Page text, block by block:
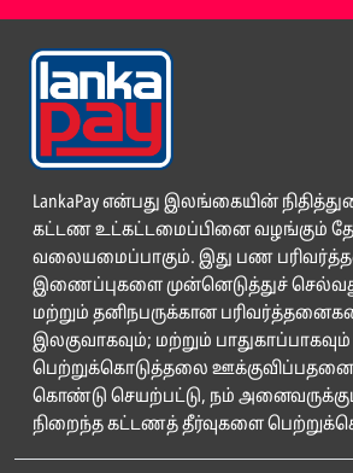
LankaPay என்பது இலங்கையின்
கட்டண உட்கட்டமைப்பினை வழங்கும்
வலையமைப்பாகும். இது பண
இணைப்புகளை முன்னெடுத்துச்
மற்றும் தனிநபருக்கான
இலகுவாகவும்; மற்றும் பாதுகாப்பாகவும்
பெற்றுக்கொடுத்தலை
கொண்டு செயற்பட்டு, நம்
நிறைந்த கட்டணத் தீர்வுகளை